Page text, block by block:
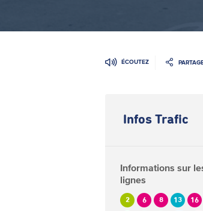
ÉCOUTEZ
Infos Trafic
Informations sur
lignes
2 6 8 13 16